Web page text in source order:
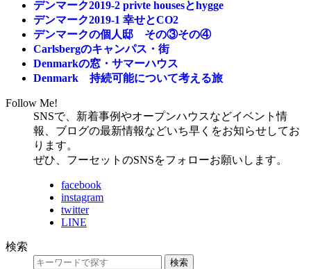
デンマーク2019-2 privte housesとhygge
デンマーク2019-1 幸せとCO2
デンマークの個人邸 その③その④
Carlsbergのキャンパス・街
Denmarkの窓・サマーハウス
Denmark 持続可能について考える旅
Follow Me!
SNSで、新着事例やオープンハウスなどイベント情
報、ブログの最新情報などいち早くをお知らせしてお
ります。
ぜひ、フーセットのSNSをフォローお願いします。
facebook
instagram
twitter
LINE
検索
検索